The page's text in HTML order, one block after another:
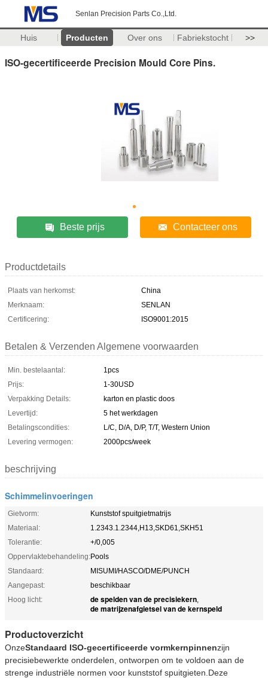
Senlan Precision Parts Co.,Ltd.
Huis Producten Over ons Fabriekstocht >>
ISO-gecertificeerde Precision Mould Core Pins.
Beste prijs Contacteer ons
Productdetails
Plaats van herkomst:
China
Merknaam:
SENLAN
Certificering:
ISO9001:2015
Betalen & Verzenden Algemene voorwaarden
Min. bestelaantal:
1pcs
Prijs:
1-30USD
Verpakking Details:
karton en plastic doos
Levertijd:
5 het werkdagen
Betalingscondities:
L/C, D/A, D/P, T/T, Western Union
Levering vermogen:
2000pcs/week
beschrijving
Schimmelinvoeringen
Gietvorm:
Kunststof spuitgietmatrijs
Materiaal:
1.2343.1.2344,H13,SKD61,SKH51
Tolerantie:
+/0,005
Oppervlaktebehandeling:Pools
Standaard:
MISUMI/HASCO/DME/PUNCH
Aangepast:
beschikbaar
Hoog licht:
de spelden van de precisiekern,
de matrijzenafgietsel van de kernspeld
Productoverzicht
OnzeStandaard ISO-gecertificeerde vormkernpinnenzijn
precisiebewerkte onderdelen, ontworpen om te voldoen aan de
strenge industriële normen voor kunststof spuitgieten.Deze